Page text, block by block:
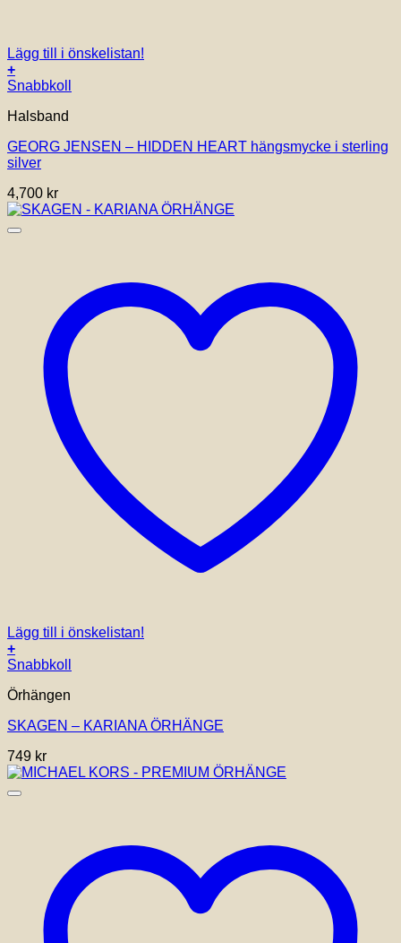
Lägg till i önskelistan!
+
Snabbkoll
Halsband
GEORG JENSEN – HIDDEN HEART hängsmycke i sterling
silver
4,700 kr
Lägg till i önskelistan!
+
Snabbkoll
Örhängen
SKAGEN – KARIANA ÖRHÄNGE
749 kr